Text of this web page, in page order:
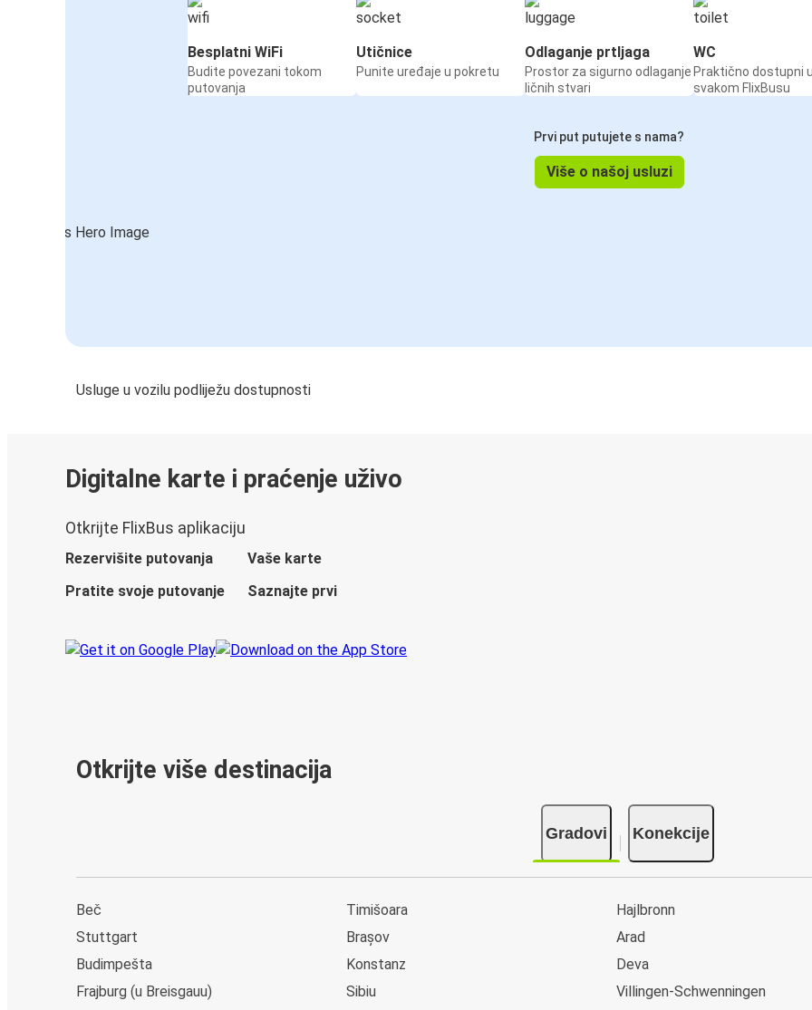
Besplatni WiFi
Budite povezani tokom
putovanja
Utičnice
Punite uređaje u pokretu
Odlaganje prtljaga
Prostor za sigurno odlaganje
ličnih stvari
WC
Praktično dostupni
svakom FlixBusu
Prvi put putujete s nama?
Više o našoj usluzi
Usluge u vozilu podliježu dostupnosti
Digitalne karte i praćenje uživo
Otkrijte FlixBus aplikaciju
Rezervišite putovanja
Vaše karte
Pratite svoje putovanje
Saznajte prvi
Otkrijte više destinacija
Gradovi Konekcije
Beč
Stuttgart
Budimpešta
Frajburg (u Breisgauu)
Timišoara
Brașov
Konstanz
Sibiu
Hajlbronn
Arad
Deva
Villingen-Schwenningen